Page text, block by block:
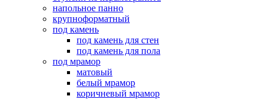
напольное панно
крупноформатный
под камень
под камень для стен
под камень для пола
под мрамор
матовый
белый мрамор
коричневый мрамор